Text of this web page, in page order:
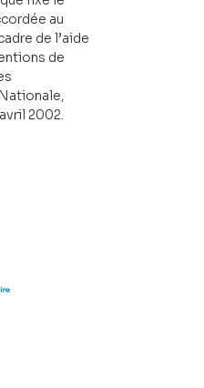
au
de l’aide
de
2002.